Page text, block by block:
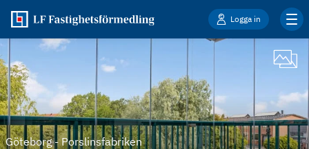
Logga in
Göteborg-Porslinsfabriken